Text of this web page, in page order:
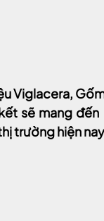
Viglacera,
sẽ mang
trường hiện nay